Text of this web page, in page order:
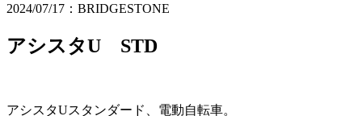
2024/07/17：BRIDGESTONE
アシスタU STD
アシスタUスタンダード、電動自転車。